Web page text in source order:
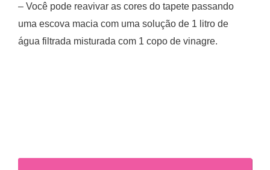
– Você pode reavivar as cores do tapete passando
uma escova macia com uma solução de 1 litro de
água filtrada misturada com 1 copo de vinagre.